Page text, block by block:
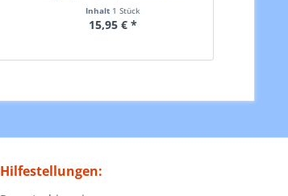
Inhalt 1 Stück
15,95 € *
Hilfestellungen: